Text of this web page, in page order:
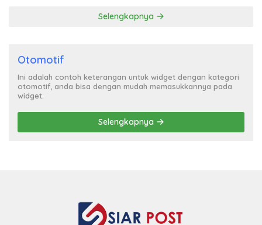
Selengkapnya
Otomotif
Ini adalah contoh keterangan untuk widget dengan kategori
otomotif, anda bisa dengan mudah memasukkannya pada
widget.
Selengkapnya